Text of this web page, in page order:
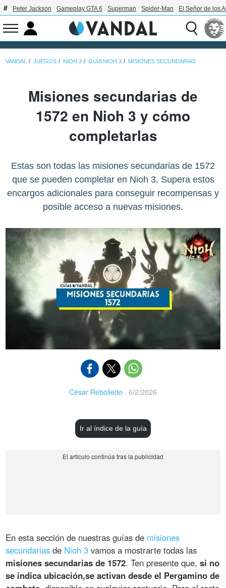
Peter Jackson Gameplay GTA 6 Superman Spider-Man El Señor de los
VANDAL JUEGOS NIOH 3 GUÍA NIOH 3 MISIONES SECUNDARIAS
Misiones secundarias de
1572 en Nioh 3 y cómo
completarlas
Estas son todas las misiones secundarias de 1572
que se pueden completar en Nioh 3. Supera estos
encargos adicionales para conseguir recompensas y
posible acceso a nuevas misiones.
César Rebolledo · 6/2/2026
Ir al índice de la guía
En esta sección de nuestras guías de misiones
secundarias de Nioh 3 vamos a mostrarte todas las
misiones secundarias de 1572. Ten presente que,si no
se indica ubicación,se activan desde el Pergamino de